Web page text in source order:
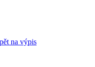
na výpis